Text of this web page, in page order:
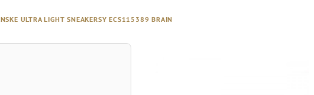
ULTRA LIGHT SNEAKERSY ECS115389 BRAIN